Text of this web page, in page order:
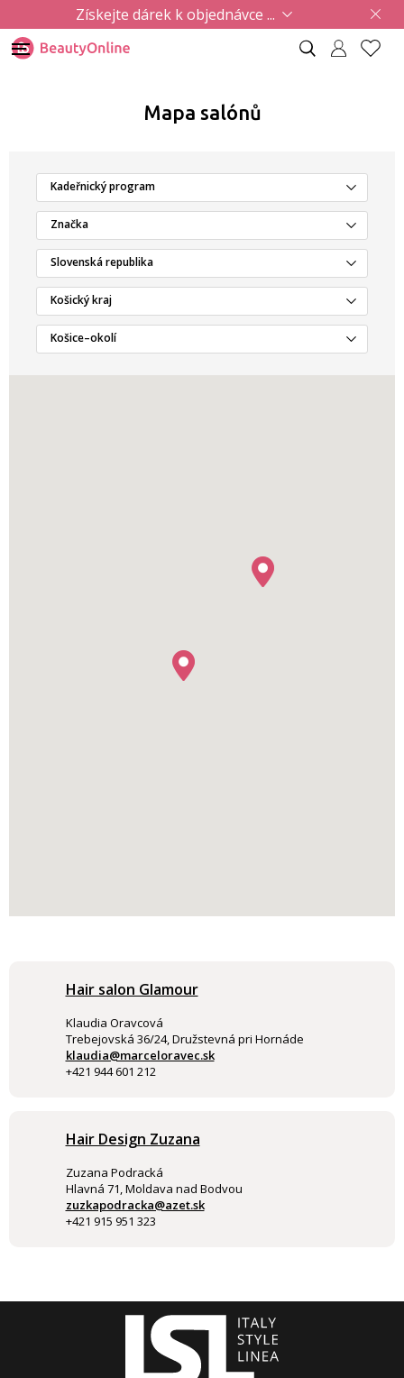
Získejte dárek k objednávce ...
Mapa salónů
Kadeřnický program
Značka
Slovenská republika
Košický kraj
Košice–okolí
Hair salon Glamour
Klaudia Oravcová
Trebejovská 36/24, Družstevná pri Hornáde
klaudia@marceloravec.sk
+421 944 601 212
Hair Design Zuzana
Zuzana Podracká
Hlavná 71, Moldava nad Bodvou
zuzkapodracka@azet.sk
+421 915 951 323